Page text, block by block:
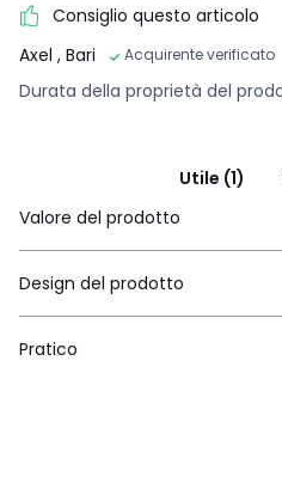
Consiglio questo articolo
Axel , Bari Acquirente verificato
Durata della proprietà del
Utile (1)
Valore del prodotto
Design del prodotto
Pratico